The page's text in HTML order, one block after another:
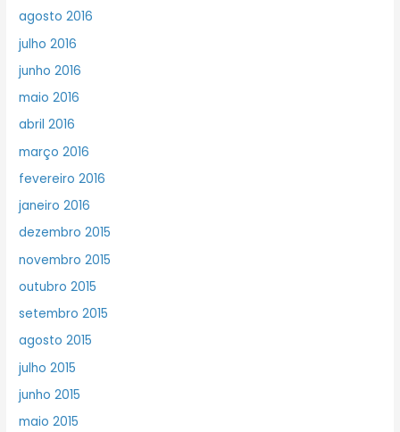
agosto 2016
julho 2016
junho 2016
maio 2016
abril 2016
março 2016
fevereiro 2016
janeiro 2016
dezembro 2015
novembro 2015
outubro 2015
setembro 2015
agosto 2015
julho 2015
junho 2015
maio 2015